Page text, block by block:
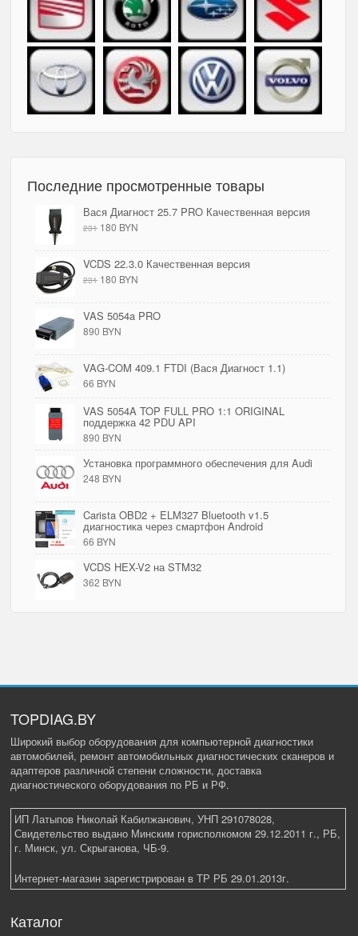
Последние просмотренные товары
Вася Диагност 25.7 PRO Качественная версия
231 180 BYN
VCDS 22.3.0 Качественная версия
231 180 BYN
VAS 5054a PRO
890 BYN
VAG-COM 409.1 FTDI (Вася Диагност 1.1)
66 BYN
VAS 5054A TOP FULL PRO 1:1 ORIGINAL
поддержка 42 PDU API
890 BYN
Установка программного обеспечения для Audi
248 BYN
Carista OBD2 + ELM327 Bluetooth v1.5
диагностика через смартфон Android
66 BYN
VCDS HEX-V2 на STM32
362 BYN
TOPDIAG.BY
Широкий выбор оборудования для компьютерной диагностики
автомобилей, ремонт автомобильных диагностических сканеров и
адаптеров различной степени сложности, доставка
диагностического оборудования по РБ и РФ.
ИП Латыпов Николай Кабилжанович, УНП 291078028,
Свидетельство выдано Минским горисполкомом 29.12.2011 г., РБ,
г. Минск, ул. Скрыганова, ЧБ-9.
Интернет-магазин зарегистрирован в ТР РБ 29.01.2013г.
Каталог